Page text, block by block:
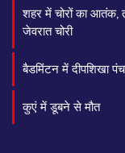
शहर में चोरों का
जेवरात चोरी
बैडमिंटन में दीपशिखा
कुएं में डूबने से मौत